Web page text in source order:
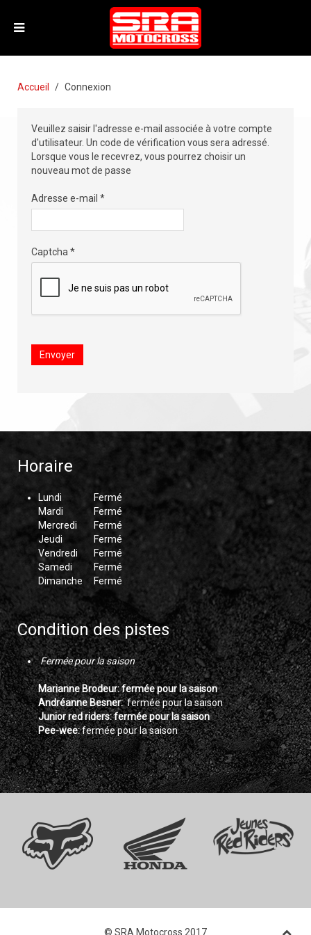
Accueil Connexion
Veuillez saisir l'adresse e-mail associée à votre compte
d'utilisateur. Un code de vérification vous sera adressé.
Lorsque vous le recevrez, vous pourrez choisir un
nouveau mot de passe
Adresse e-mail *
Captcha *
Envoyer
Horaire
Lundi
Fermé
Mardi
Fermé
Mercredi
Fermé
Jeudi
Fermé
Vendredi
Fermé
Samedi
Fermé
Dimanche
Fermé
Condition des pistes
Fermée pour la saison
Marianne Brodeur: fermée pour la saison
Andréanne Besner:fermée pour la saison
Junior red riders: fermée pour la saison
Pee-wee:fermée pour la saison
© SRA Motocross 2017